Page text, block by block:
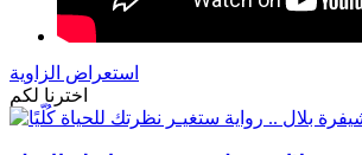
استعراض الزاوية
اخترنا لكم